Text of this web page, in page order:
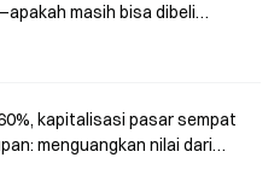
masih bisa dibeli
kapitalisasi pasar sempat
menguangkan nilai dari